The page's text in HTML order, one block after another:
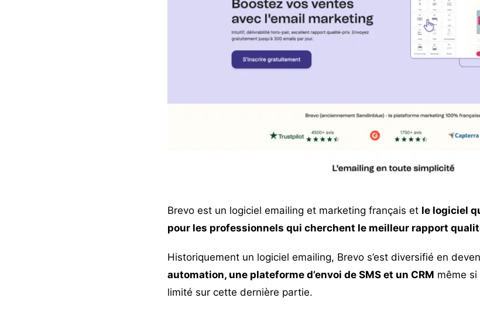
Brevoest un logiciel emailing et marketing français et le logiciel
pour les professionnels qui cherchent le meilleur rapport
Historiquement un logiciel emailing, Brevo s’est diversifié en
automation, une plateforme d’envoi de SMS et un CRM même
limité sur cette dernière partie.